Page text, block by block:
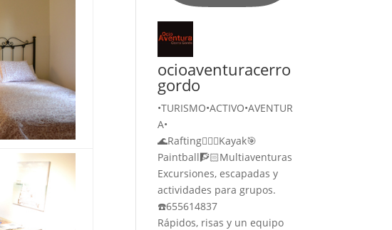
ocioaventuracerro
gordo
•TURISMO•ACTIVO•AVENTUR
A•
🌊Rafting🚣🏻‍♀️Kayak🎯
Paintball🧗🏻Multiaventuras
Excursiones, escapadas y
actividades para grupos.
☎️655614837
Rápidos, risas y un equipo